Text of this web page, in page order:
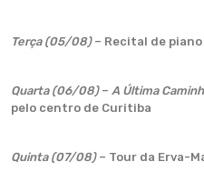
Terça (05/08)– Recital de piano
Quarta (06/08)– A Última
pelo centro de Curitiba
Quinta (07/08)– Tour da Erva-